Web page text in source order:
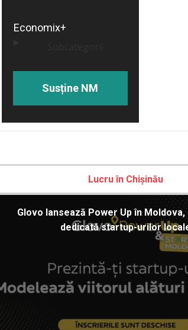
Economix+
Susține NM
Lucru în Chișinău
Glovo lansează Power Up în
dedicată startup-urilor